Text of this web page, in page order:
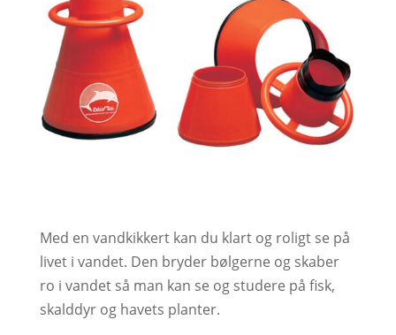
Med en vandkikkert kan du klart og roligt se på
livet i vandet. Den bryder bølgerne og skaber
ro i vandet så man kan se og studere på fisk,
skalddyr og havets planter.